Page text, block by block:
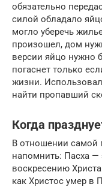
обязательно
силой обладало
могло уберечь
произошел, дом
версии яйцо нужно
погаснет только
жизни.
найти пропавший
Когда
В отношении самой
напомнить: Пасха —
воскресению
как Христос умер в